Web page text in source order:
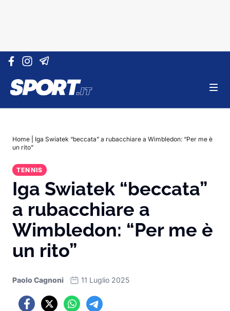
Vai al contenuto
Home
Iga Swiatek “beccata” a rubacchiare a Wimbledon: “Per me è
un rito”
TENNIS
Iga Swiatek “beccata”
a rubacchiare a
Wimbledon: “Per me è
un rito”
Paolo Cagnoni 11 Luglio 2025